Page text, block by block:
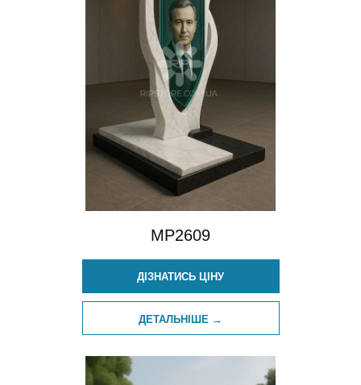
MP2609
ДІЗНАТИСЬ ЦІНУ
ДЕТАЛЬНІШЕ →